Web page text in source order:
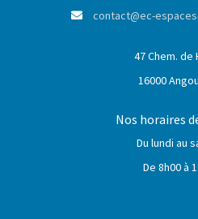
contact@ec-
47 Chem. de
16000
Nos horaires
Du lundi au
De 8h00 à